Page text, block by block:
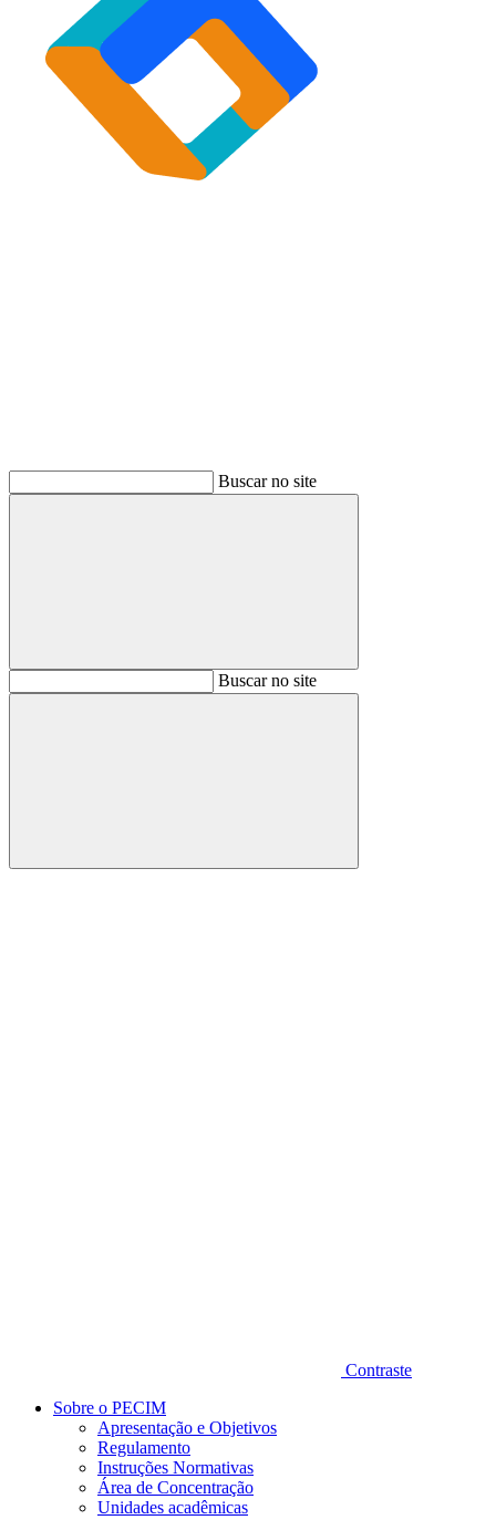
Buscar no site
BuscarBuscar no site
Buscar
Contraste
Sobre o PECIM
Apresentação e Objetivos
Regulamento
Instruções Normativas
Área de Concentração
Unidades acadêmicas